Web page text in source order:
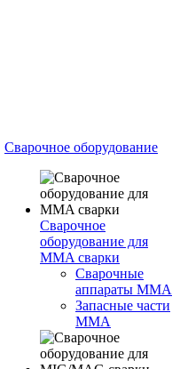
Сварочное оборудование
Сварочное
оборудование для
MMA сварки
Сварочные
аппараты MMA
Запасные части
MMA